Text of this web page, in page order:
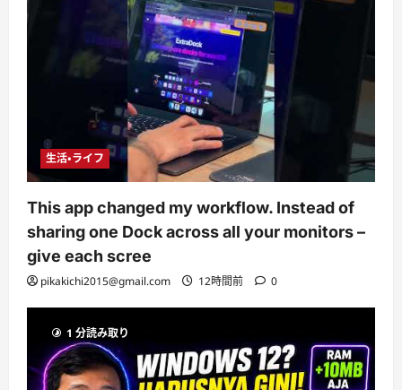
生活・ライフ
This app changed my workflow. Instead of
sharing one Dock across all your monitors –
give each scree
pikakichi2015@gmail.com 12時間前 0
1 分読み取り